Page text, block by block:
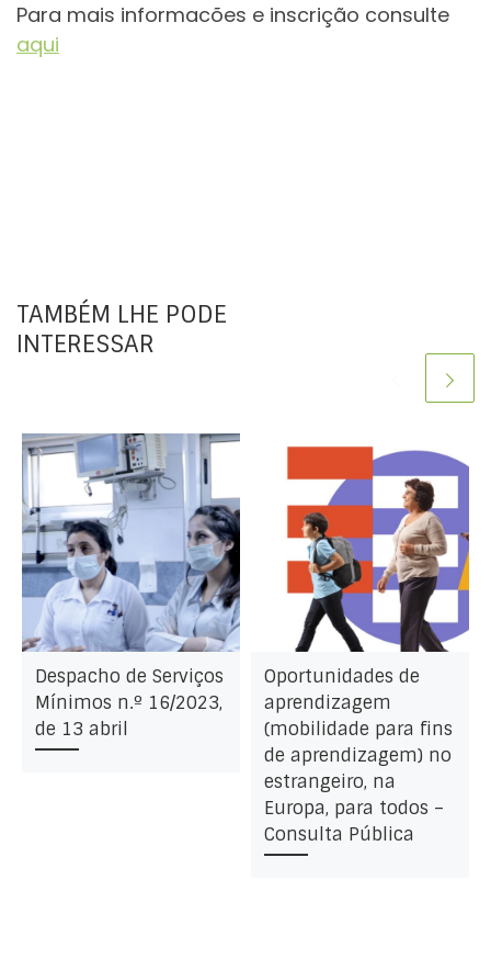
Para mais informacões e inscrição consulte
aqui
TAMBÉM LHE PODE
INTERESSAR
Despacho de Serviços
Mínimos n.º 16/2023,
de 13 abril
Oportunidades de
aprendizagem
(mobilidade para fins
de aprendizagem) no
estrangeiro, na
Europa, para todos –
Consulta Pública